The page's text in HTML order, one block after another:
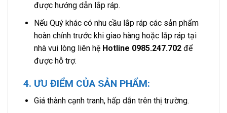
được hướng dẫn lắp ráp.
Nếu Quý khác có nhu cầu lắp ráp các sản phẩm
hoàn chỉnh trước khi giao hàng hoặc lắp ráp tại
nhà vui lòng liên hệ Hotline 0985.247.702 để
được hỗ trợ.
4. ƯU ĐIỂM CỦA SẢN PHẨM:
Giá thành cạnh tranh, hấp dẫn trên thị trường.